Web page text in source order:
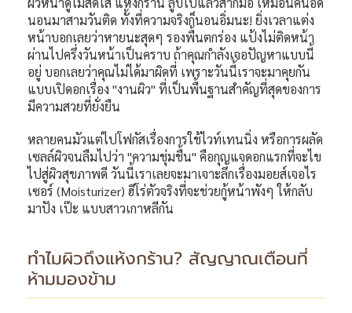
นอนมาสามวันติด ทั้งที่ความจริงก็นอนอิ่มนะ! ยิ่งเวลาแต่ง
หน้าบอกเลยว่าหายนะสุดๆ รองพื้นตกร่อง แป้งไม่ติดหน้า
ผ่านไปครึ่งวันหน้าเป็นคราบ ถ้าคุณกำลังเจอปัญหาแบบนี้
อยู่ บอกเลยว่าคุณไม่ได้มาผิดที่ เพราะวันนี้เราจะมาคุยกัน
แบบเปิดอกเรื่อง "งานผิว" ที่เป็นพื้นฐานสำคัญที่สุดของการ
มีความสวยที่ยั่งยืน
หลายคนมัวแต่ไปโฟกัสเรื่องการใช้ไวท์เทนนิ่ง หรือการผลัด
เซลล์ผิวจนลืมไปว่า "ความชุ่มชื้น" คือกุญแจดอกแรกที่จะไข
ไปสู่ผิวสุขภาพดี วันนี้เราเลยจะมาเจาะลึกเรื่องมอยส์เจอไร
เซอร์ (Moisturizer) ฮีโร่ตัวจริงที่จะช่วยกู้หน้าพังๆ ให้กลับ
มาปัง เป๊ะ แบบสาวเกาหลีกัน
ทำไมผิวถึงแห้งกร้าน? สัญญาณเตือนที่
ห้ามมองข้าม